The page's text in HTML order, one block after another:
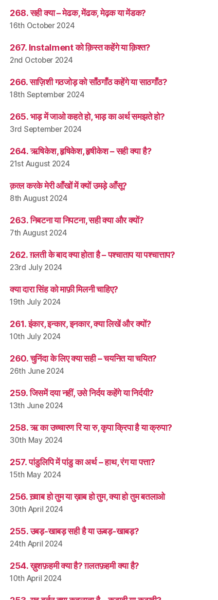
268. सही क्या – मेढक, मेंढक, मेढ़क या मेंडक?
16th October 2024
267. Instalment को क़िस्त कहेंगे या क़िश्त?
2nd October 2024
266. साज़िशी गठजोड़ को साँठगाँठ कहेंगे या साठगाँठ?
18th September 2024
265. भाड़ में जाओ कहते हो, भाड़ का अर्थ समझते हो?
3rd September 2024
264. ऋषिकेश, हृषिकेश, हृषीकेश – सही क्या है?
21st August 2024
क़त्ल करके मेरी आँखों में क्यों उमड़े आँसू?
8th August 2024
263. निबटना या निपटना, सही क्या और क्यों?
7th August 2024
262. ग़लती के बाद क्या होता है – पश्चाताप या पश्चात्ताप?
23rd July 2024
क्या दारा सिंह को माफ़ी मिलनी चाहिए?
19th July 2024
261. इंकार, इन्कार, इनकार, क्या लिखें और क्यों?
10th July 2024
260. चुनिंदा के लिए क्या सही – चयनित या चयित?
26th June 2024
259. जिसमें दया नहीं, उसे निर्दय कहेंगे या निर्दयी?
13th June 2024
258. ऋ का उच्चारण रि या रु, कृपा क्रिपा है या क्रुपा?
30th May 2024
257. पांडुलिपि में पांडु का अर्थ – हाथ, रंग या पत्ता?
15th May 2024
256. ख़्वाब हो तुम या ख़ाब हो तुम, क्या हो तुम बतलाओ
30th April 2024
255. उबड़-खाबड़ सही है या ऊबड़-खाबड़?
24th April 2024
254. ख़ुशफ़हमी क्या है? ग़लतफ़हमी क्या है?
10th April 2024